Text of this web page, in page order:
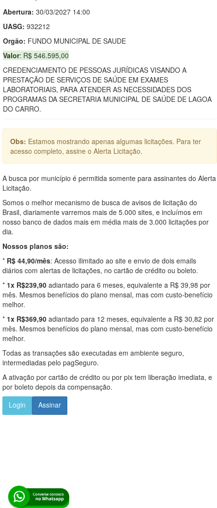
Abertura: 30/03/2027 14:00
UASG: 932212
Orgão: FUNDO MUNICIPAL DE SAUDE
Valor: R$ 546.595,00
CREDENCIAMENTO DE PESSOAS JURÍDICAS VISANDO A
PRESTAÇÃO DE SERVIÇOS DE SAÚDE EM EXAMES
LABORATORIAIS, PARA ATENDER AS NECESSIDADES DOS
PROGRAMAS DA SECRETARIA MUNICIPAL DE SAÚDE DE LAGOA
DO CARRO.
Obs: Estamos mostrando apenas algumas licitações. Para ter
acesso completo, assine o Alerta Licitação.
A busca por município é permitida somente para assinantes do Alerta
Licitação.
Somos o melhor mecanismo de busca de avisos de licitação do
Brasil, diariamente varremos mais de 5.000 sites, e incluímos em
nosso banco de dados mais em média mais de 3.000 licitações por
dia.
Nossos planos são:
* R$ 44,90/mês: Acesso ilimitado ao site e envio de dois emails
diários com alertas de licitações, no cartão de crédito ou boleto.
* 1x R$239,90 adiantado para 6 meses, equivalente a R$ 39,98 por
mês. Mesmos benefícios do plano mensal, mas com custo-benefício
melhor.
* 1x R$369,90 adiantado para 12 meses, equivalente a R$ 30,82 por
mês. Mesmos benefícios do plano mensal, mas com custo-benefício
melhor.
Todas as transações são executadas em ambiente seguro,
intermediadas pelo pagSeguro.
A ativação por cartão de crédito ou por pix tem liberação imediata, e
por boleto depois da compensação.
Login
Assinar